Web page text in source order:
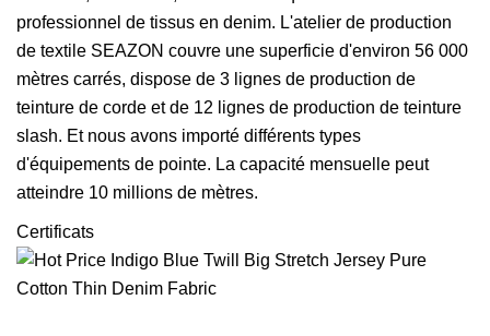
professionnel de tissus en denim. L'atelier de production
de textile SEAZON couvre une superficie d'environ 56 000
mètres carrés, dispose de 3 lignes de production de
teinture de corde et de 12 lignes de production de teinture
slash. Et nous avons importé différents types
d'équipements de pointe. La capacité mensuelle peut
atteindre 10 millions de mètres.
Certificats